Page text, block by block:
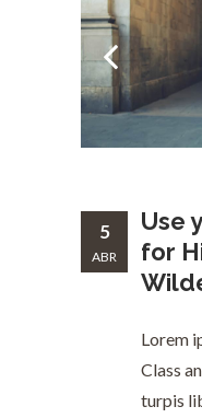
5
ABR
Use
for
Lorem
Class
turpis